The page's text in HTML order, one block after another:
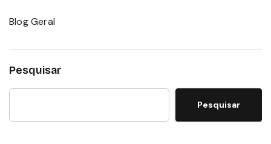
Blog Geral
Pesquisar
Pesquisar